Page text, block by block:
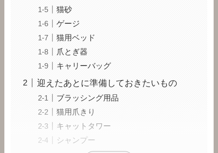
猫砂
ゲージ
猫用ベッド
爪とぎ器
キャリーバッグ
迎えたあとに準備しておきたいもの
ブラッシング用品
猫用爪きり
キャットタワー
シャンプー